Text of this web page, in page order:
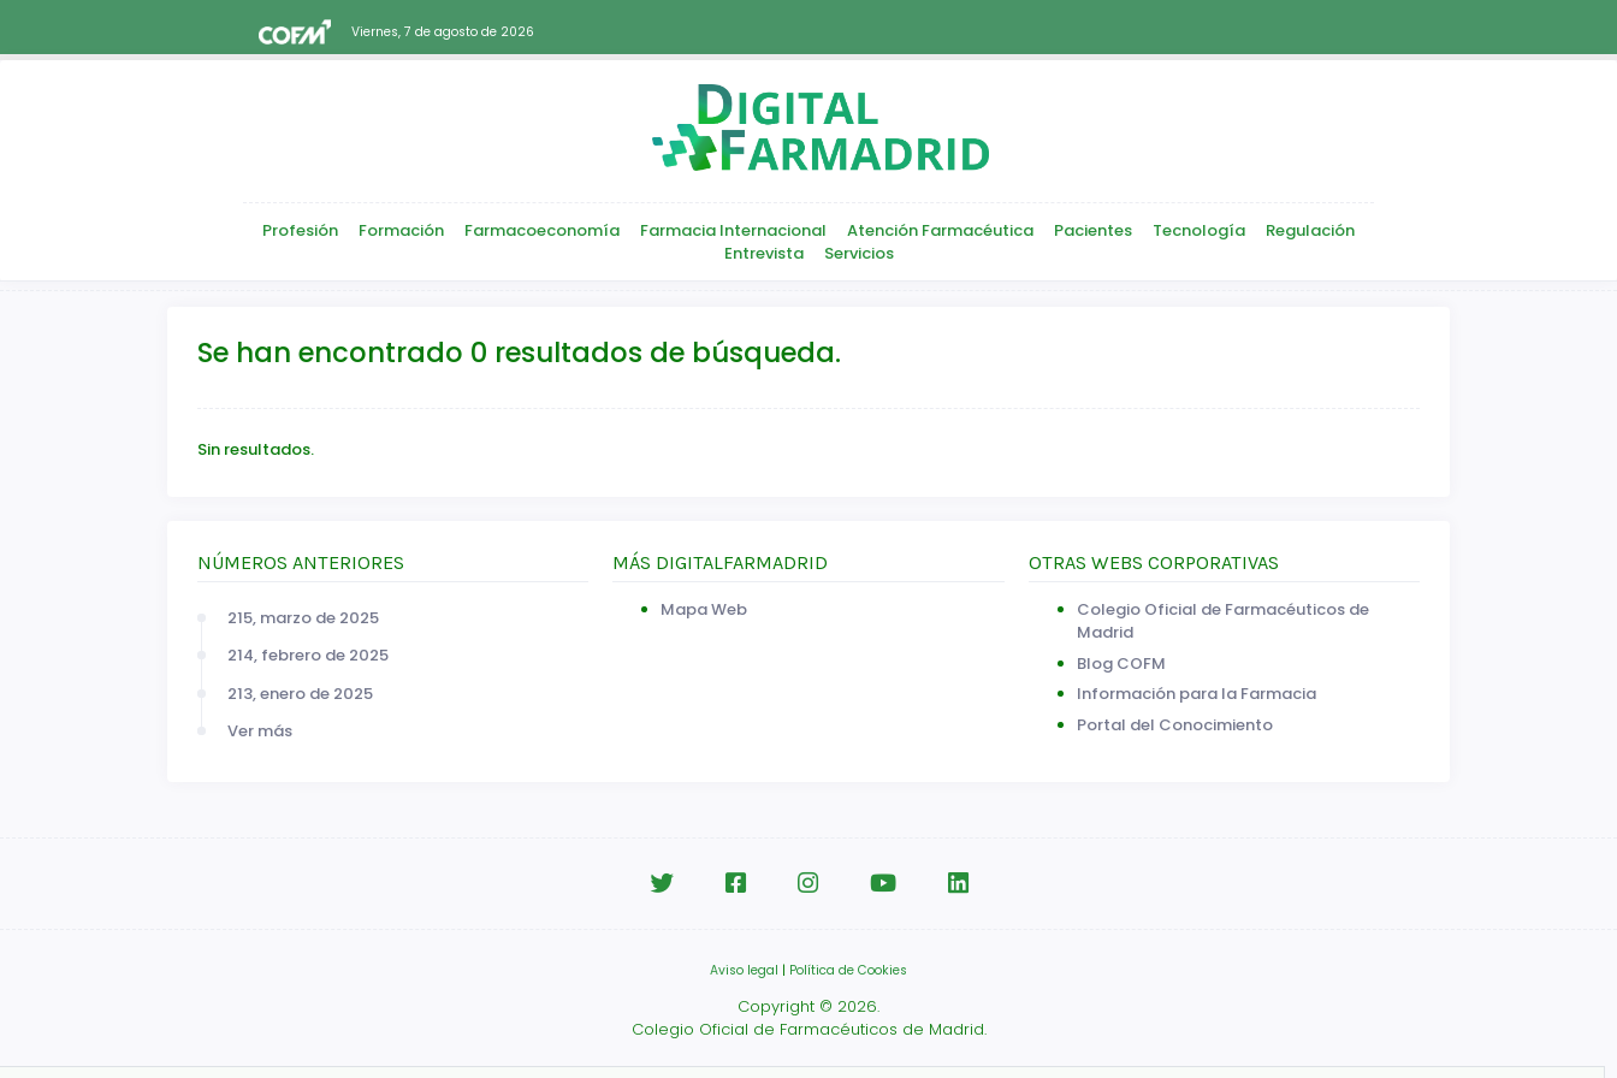
Viernes, 7 de agosto de 2026
Profesión Formación Farmacoeconomía Farmacia Internacional Atención Farmacéutica Pacientes Tecnología
Regulación
Entrevista
Servicios
Se han encontrado 0 resultados de búsqueda.
Sin resultados.
NÚMEROS ANTERIORES
215, marzo de 2025
214, febrero de 2025
213, enero de 2025
Ver más
MÁS DIGITALFARMADRID
Mapa Web
OTRAS WEBS CORPORATIVAS
Colegio Oficial de Farmacéuticos de
Madrid
Blog COFM
Información para la Farmacia
Portal del Conocimiento
Aviso legal | Política de Cookies
Copyright © 2026.
Colegio Oficial de Farmacéuticos de Madrid.